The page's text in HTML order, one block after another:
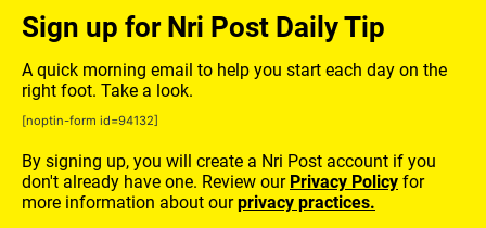
Sign up for Nri Post Daily Tip
A quick morning email to help you start each day on the
right foot. Take a look.
[noptin-form id=94132]
By signing up, you will create a Nri Post account if you
don't already have one. Review our Privacy Policy for
more information about ourprivacy practices.